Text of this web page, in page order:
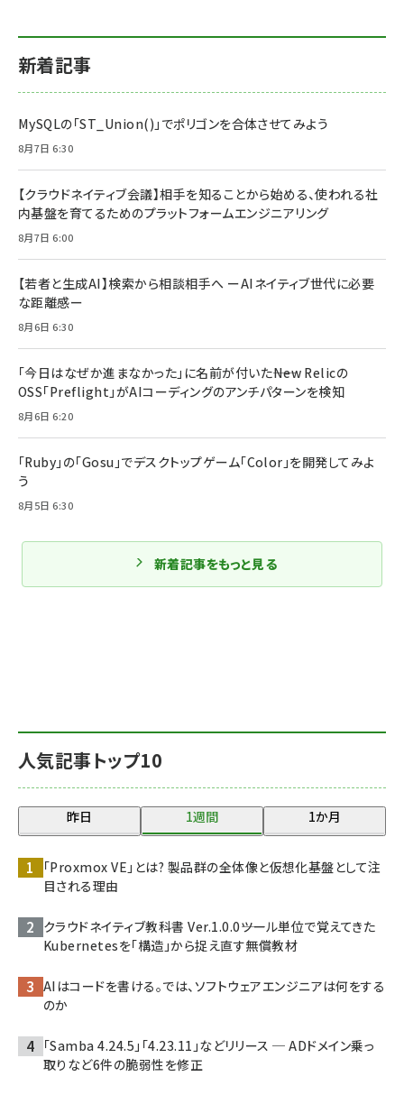
人気記事トップ10
昨日 1週間 1か月
「Proxmox VE」とは? 製品群の全体像と仮想化基盤として注
目される理由
クラウドネイティブ教科書 Ver.1.0.0――ツール単位で覚えてきた
Kubernetesを「構造」から捉え直す無償教材
AIはコードを書ける。では、ソフトウェアエンジニアは何をする
のか
「Samba 4.24.5」「4.23.11」などリリース ─ ADドメイン乗っ
取りなど6件の脆弱性を修正
新着記事
MySQLの「ST_Union()」でポリゴンを合体させてみよう
8月7日 6:30
【クラウドネイティブ会議】相手を知ることから始める、使われる社
内基盤を育てるためのプラットフォームエンジニアリング
8月7日 6:00
【若者と生成AI】検索から相談相手へ ーAIネイティブ世代に必要
な距離感ー
8月6日 6:30
「今日はなぜか進まなかった」に名前が付いた――New Relicの
OSS「Preflight」がAIコーディングのアンチパターンを検知
8月6日 6:20
「Ruby」の「Gosu」でデスクトップゲーム「Color」を開発してみよ
う
8月5日 6:30
新着記事をもっと見る